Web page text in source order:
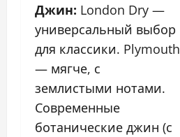
Джин: London Dry —
универсальный выбор
для классики. Plymouth
— мягче, с
землистыми нотами.
Современные
ботанические джин (с